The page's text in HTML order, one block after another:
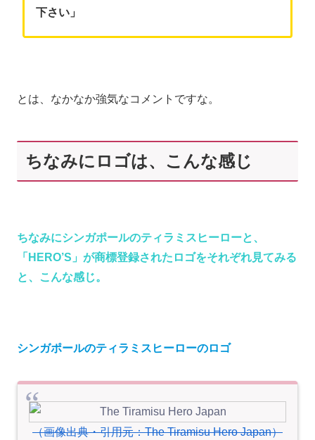
下さい」
とは、なかなか強気なコメントですな。
ちなみにロゴは、こんな感じ
ちなみにシンガポールのティラミスヒーローと、
「HERO’S」が商標登録されたロゴをそれぞれ見てみる
と、こんな感じ。
シンガポールのティラミスヒーローのロゴ
（画像出典・引用元：The Tiramisu Hero Japan）